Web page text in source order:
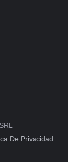
De Privacidad